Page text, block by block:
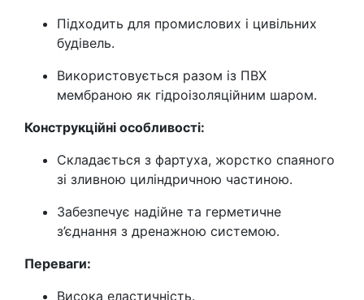
Підходить для промислових і цивільних
будівель.
Використовується разом із ПВХ
мембраною як гідроізоляційним шаром.
Конструкційні особливості:
Складається з фартуха, жорстко спаяного
зі зливною циліндричною частиною.
Забезпечує надійне та герметичне
з’єднання з дренажною системою.
Переваги:
Висока еластичність.